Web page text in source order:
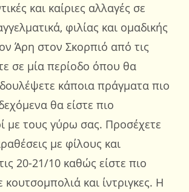
και καίριες αλλαγές σε
φιλίας και ομαδικής
Άρη στον Σκορπιό από τις
σε μία περίοδο όπου θα
κάποια πράγματα πιο
θα είστε πιο
με τους γύρω σας. Προσέχετε
με φίλους και
20-21/10 καθώς είστε πιο
κουτσομπολιά και ίντριγκες. Η